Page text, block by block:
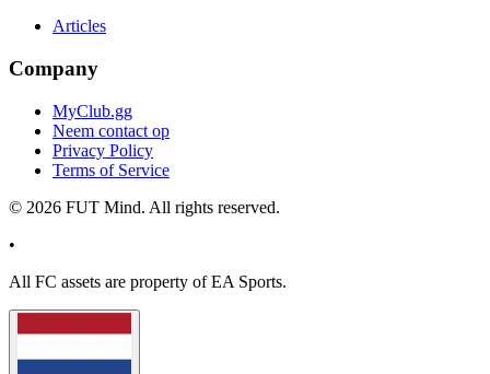
Articles
Company
MyClub.gg
Neem contact op
Privacy Policy
Terms of Service
© 2026 FUT Mind. All rights reserved.
•
All FC assets are property of EA Sports.